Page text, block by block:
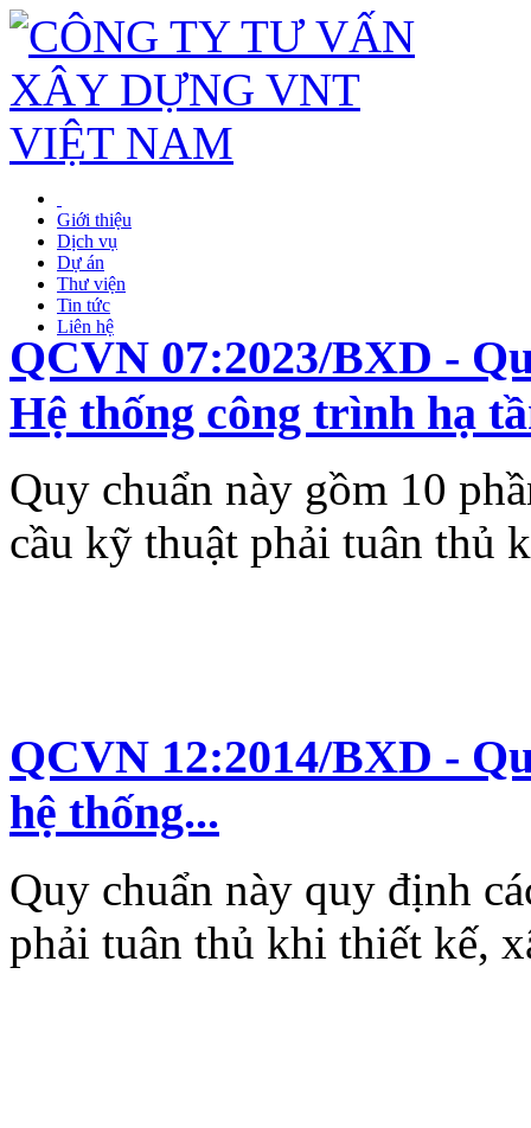
Giới thiệu
Dịch vụ
Dự án
Thư viện
Tin tức
Liên hệ
QCVN 07:2023/BXD -
Hệ thống công trình hạ
Quy chuẩn này gồm 10
cầu kỹ thuật phải tuân thủ
QCVN 12:2014/BXD -
hệ thống...
Quy chuẩn này quy định
phải tuân thủ khi thiết kế,